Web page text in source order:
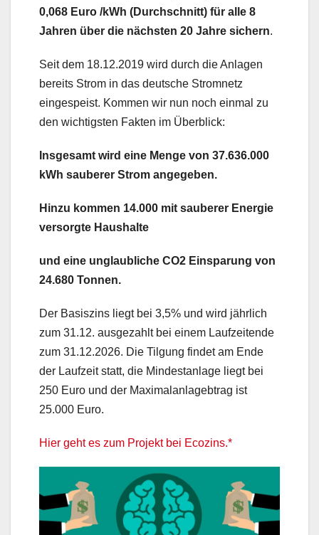
0,068 Euro /kWh (Durchschnitt) für alle 8
Jahren über die nächsten 20 Jahre sichern.
Seit dem 18.12.2019 wird durch die Anlagen
bereits Strom in das deutsche Stromnetz
eingespeist. Kommen wir nun noch einmal zu
den wichtigsten Fakten im Überblick:
Insgesamt wird eine Menge von 37.636.000
kWh sauberer Strom angegeben.
Hinzu kommen 14.000 mit sauberer Energie
versorgte Haushalte
und eine unglaubliche CO2 Einsparung von
24.680 Tonnen.
Der Basiszins liegt bei 3,5% und wird jährlich
zum 31.12. ausgezahlt bei einem Laufzeitende
zum 31.12.2026. Die Tilgung findet am Ende
der Laufzeit statt, die Mindestanlage liegt bei
250 Euro und der Maximalanlagebtrag ist
25.000 Euro.
Hier geht es zum Projekt bei Ecozins.*